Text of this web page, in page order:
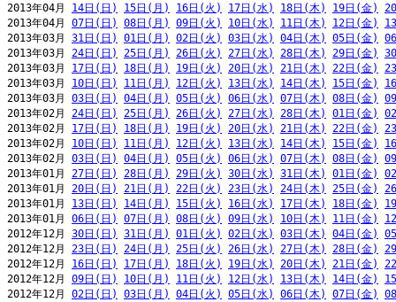
2013年04月 14日(日) 15日(月) 16日(火) 17日(水) 18日(木) 19日(金)
2013年04月 07日(日) 08日(月) 09日(火) 10日(水) 11日(木) 12日(金)
2013年03月 31日(日) 01日(月) 02日(火) 03日(水) 04日(木) 05日(金)
2013年03月 24日(日) 25日(月) 26日(火) 27日(水) 28日(木) 29日(金)
2013年03月 17日(日) 18日(月) 19日(火) 20日(水) 21日(木) 22日(金)
2013年03月 10日(日) 11日(月) 12日(火) 13日(水) 14日(木) 15日(金)
2013年03月 03日(日) 04日(月) 05日(火) 06日(水) 07日(木) 08日(金)
2013年02月 24日(日) 25日(月) 26日(火) 27日(水) 28日(木) 01日(金)
2013年02月 17日(日) 18日(月) 19日(火) 20日(水) 21日(木) 22日(金)
2013年02月 10日(日) 11日(月) 12日(火) 13日(水) 14日(木) 15日(金)
2013年02月 03日(日) 04日(月) 05日(火) 06日(水) 07日(木) 08日(金)
2013年01月 27日(日) 28日(月) 29日(火) 30日(水) 31日(木) 01日(金)
2013年01月 20日(日) 21日(月) 22日(火) 23日(水) 24日(木) 25日(金)
2013年01月 13日(日) 14日(月) 15日(火) 16日(水) 17日(木) 18日(金)
2013年01月 06日(日) 07日(月) 08日(火) 09日(水) 10日(木) 11日(金)
2012年12月 30日(日) 31日(月) 01日(火) 02日(水) 03日(木) 04日(金)
2012年12月 23日(日) 24日(月) 25日(火) 26日(水) 27日(木) 28日(金)
2012年12月 16日(日) 17日(月) 18日(火) 19日(水) 20日(木) 21日(金)
2012年12月 09日(日) 10日(月) 11日(火) 12日(水) 13日(木) 14日(金)
2012年12月 02日(日) 03日(月) 04日(火) 05日(水) 06日(木) 07日(金)